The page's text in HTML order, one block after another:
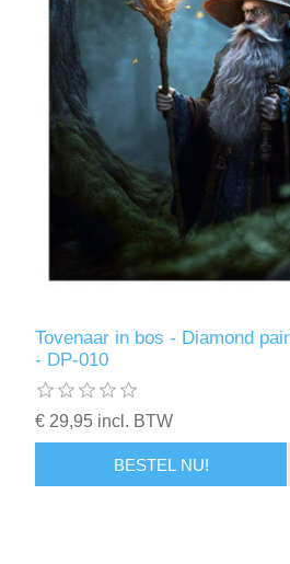
Tovenaar in bos - Diamond
- DP-010
€ 29,95 incl. BTW
BESTEL NU!